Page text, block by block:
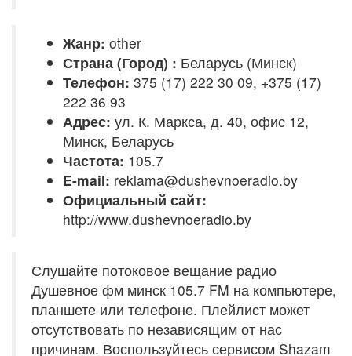
Жанр: other
Страна (Город) : Беларусь (Минск)
Телефон: 375 (17) 222 30 09, +375 (17)
222 36 93
Адрес: ул. К. Маркса, д. 40, офис 12,
Минск, Беларусь
Частота: 105.7
E-mail: reklama@dushevnoeradio.by
Официальный сайт:
http://www.dushevnoeradio.by
Слушайте потоковое вещание радио
Душевное фм минск 105.7 FM на компьютере,
планшете или телефоне. Плейлист может
отсутствовать по независящим от нас
причинам. Воспользуйтесь сервисом Shazam